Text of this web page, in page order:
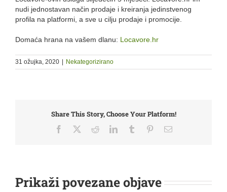
nudi jednostavan način prodaje i kreiranja jedinstvenog
profila na platformi, a sve u cilju prodaje i promocije.
Domaća hrana na vašem dlanu: Locavore.hr
31 ožujka, 2020 | Nekategorizirano
Share This Story, Choose Your Platform!
Facebook RedditLinkedInTumblr PinterestEmail:
Prikaži povezane objave